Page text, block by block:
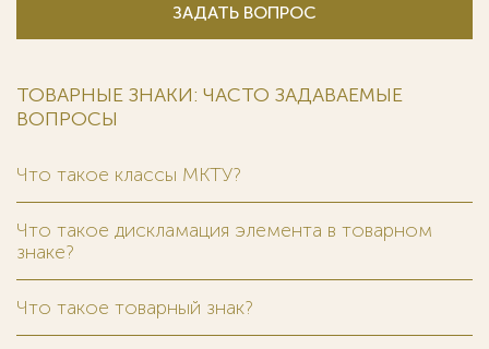
ЗАДАТЬ ВОПРОС
ТОВАРНЫЕ ЗНАКИ: ЧАСТО ЗАДАВАЕМЫЕ
ВОПРОСЫ
Что такое классы МКТУ?
Что такое дискламация элемента в товарном
знаке?
Что такое товарный знак?